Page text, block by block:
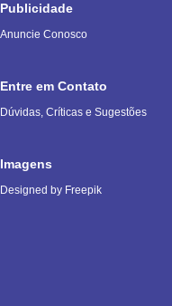
Publicidade
Anuncie Conosco
Entre em Contato
Dúvidas, Críticas e Sugestões
Imagens
Designed by Freepik